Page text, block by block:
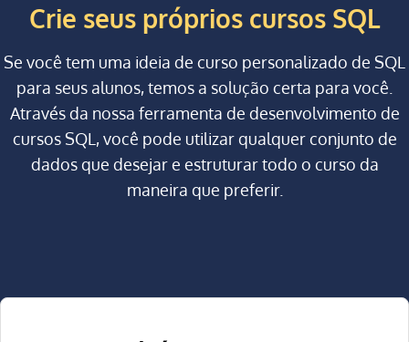
Crie seus próprios cursos SQL
Se você tem uma ideia de curso personalizado de SQL
para seus alunos, temos a solução certa para você.
Através da nossa ferramenta de desenvolvimento de
cursos SQL, você pode utilizar qualquer conjunto de
dados que desejar e estruturar todo o curso da
maneira que preferir.